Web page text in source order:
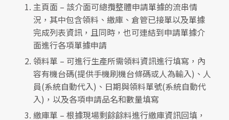
主頁面 – 該介面可總攬整體申請單據的流串情
況，其中包含領料、繳庫、倉管已接單以及單據
完成列表資訊，且同時，也可連結到申請單據介
面進行各項單據申請
領料單 – 可進行生產所需領料資訊進行填寫，內
容有機台碼(提供手機刷機台條碼或人為輸入)、人
員(系統自動代入)、日期與領料單號(系統自動代
入)，以及各項申請品名和數量填寫
繳庫單 – 根據現場剩餘餘料進行繳庫資訊回填，